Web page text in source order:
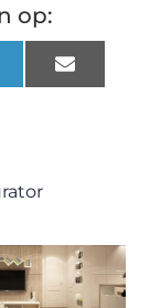
op:
Email